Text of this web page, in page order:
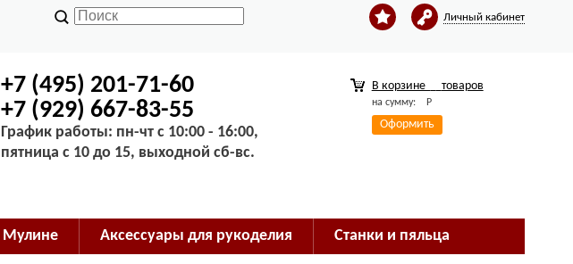
Личный кабинет
+7 (495) 201-71-60
+7 (929) 667-83-55
График работы: пн-чт с 10:00 - 16:00,
пятница с 10 до 15, выходной сб-вс.
В корзине товаров
на сумму: Р
Оформить
Мулине Аксессуары для рукоделия Станки и пяльца